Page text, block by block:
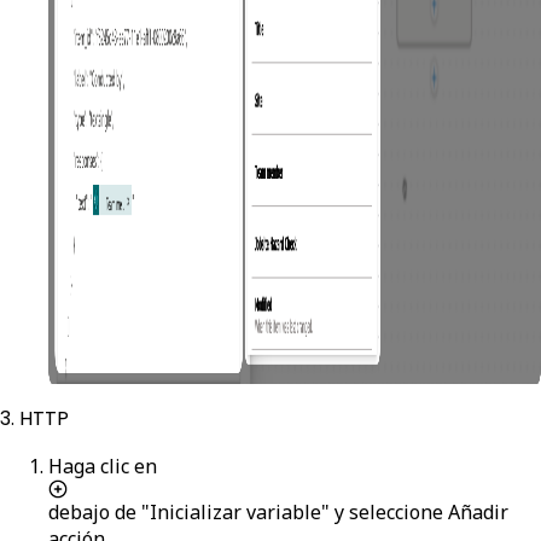
3. HTTP
Haga clic en
debajo de "Inicializar variable" y seleccioneAñadir